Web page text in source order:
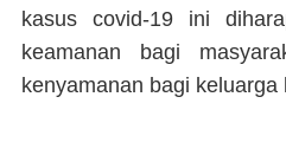
kasus covid-19 ini
keamanan bagi
kenyamanan bagi keluarga